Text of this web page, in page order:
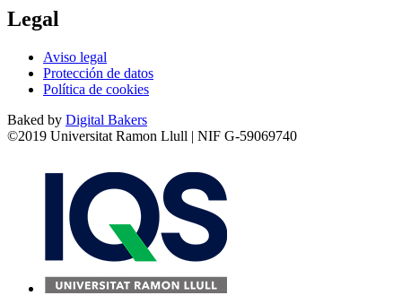
Legal
Aviso legal
Protección de datos
Política de cookies
Baked by Digital Bakers
©2019 Universitat Ramon Llull | NIF G-59069740